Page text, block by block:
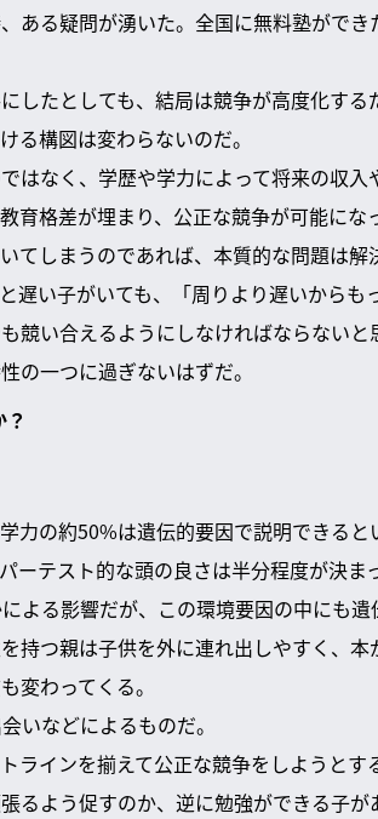
ある疑問が湧いた。全国に無料塾ができ
したとしても、結局は競争が高度化す
る構図は変わらないのだ。
はなく、学歴や学力によって将来の収
育格差が埋まり、公正な競争が可能にな
てしまうのであれば、本質的な問題は解
遅い子がいても、「周りより遅いからも
競い合えるようにしなければならない
の一つに過ぎないはずだ。
力の約50%は遺伝的要因で説明できる
テスト的な頭の良さは半分程度が決ま
よる影響だが、この環境要因の中にも
持つ親は子供を外に連れ出しやすく、
変わってくる。
いなどによるものだ。
ラインを揃えて公正な競争をしようとす
るよう促すのか、逆に勉強ができる子